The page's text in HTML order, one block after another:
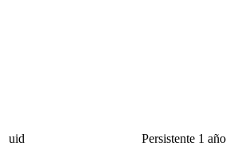
uid Persistente 1 año